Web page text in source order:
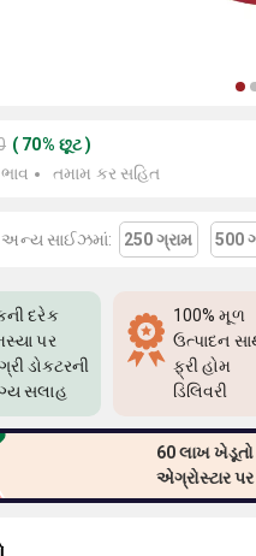
( 70% છૂટ)
તમામ કર સહિત
અન્ય સાઈઝમાં: 250 ગ્રામ 500
દરેક
પર
ડોક્ટરની
સલાહ
100% મૂળ
ઉત્પાદન
ફ્રી હોમ
ડિલિવરી
60 લાખ
એગ્રોસ્ટાર